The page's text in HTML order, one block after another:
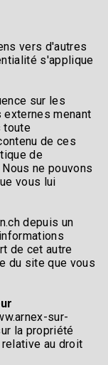
vers d'autres
s'applique
sur les
menant
toute
de ces
de
ne pouvons
vous lui
depuis un
de cet autre
du site que vous
sur-
la propriété
au droit